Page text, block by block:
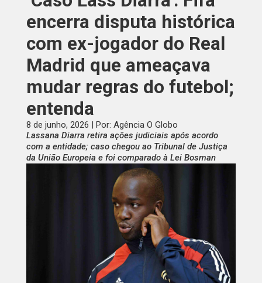
encerra disputa histórica
com ex-jogador do Real
Madrid que ameaçava
mudar regras do futebol;
entenda
8 de junho, 2026 | Por: Agência O Globo
Lassana Diarra retira ações judiciais após acordo
com a entidade; caso chegou ao Tribunal de Justiça
da União Europeia e foi comparado à Lei Bosman